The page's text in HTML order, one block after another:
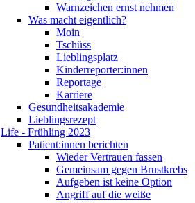
Warnzeichen ernst nehmen
Was macht eigentlich?
Moin
Tschüss
Lieblingsplatz
Kinderreporter:innen
Reportage
Karriere
Gesundheitsakademie
Lieblingsrezept
Life - Frühling 2023
Patient:innen berichten
Wieder Vertrauen fassen
Gemeinsam gegen Brustkrebs
Aufgeben ist keine Option
Angriff auf die weiße